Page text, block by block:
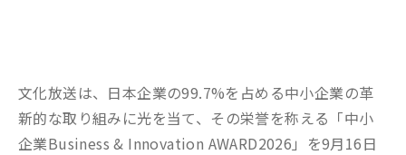
文化放送は、日本企業の99.7%を占める中小企業の革
新的な取り組みに光を当て、その栄誉を称える「中小
企業Business & Innovation AWARD2026」を9月16日